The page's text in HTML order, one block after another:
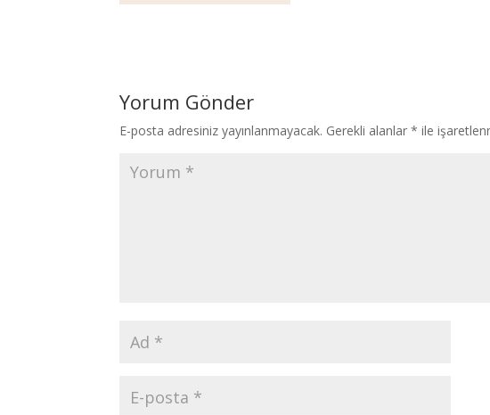
Yorum Gönder
E-posta adresiniz yayınlanmayacak. Gerekli alanlar* ile